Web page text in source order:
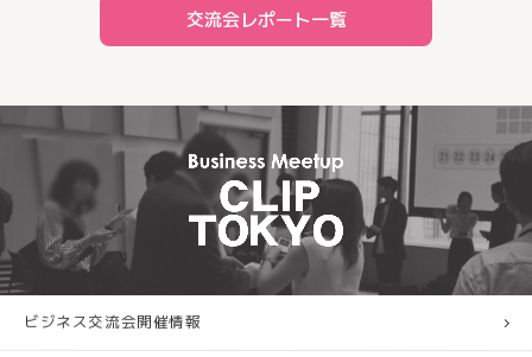
交流会レポート一覧
ビジネス交流会開催情報